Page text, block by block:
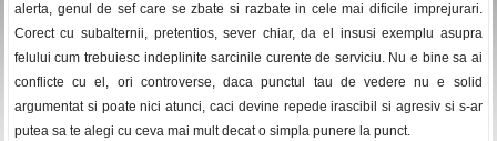
alerta, genul de sef care se zbate si razbate in cele mai dificile imprejurari.
Corect cu subalternii, pretentios, sever chiar, da el insusi exemplu asupra
felului cum trebuiesc indeplinite sarcinile curente de serviciu. Nu e bine sa ai
conflicte cu el, ori controverse, daca punctul tau de vedere nu e solid
argumentat si poate nici atunci, caci devine repede irascibil si agresiv si s-ar
putea sa te alegi cu ceva mai mult decat o simpla punere la punct.